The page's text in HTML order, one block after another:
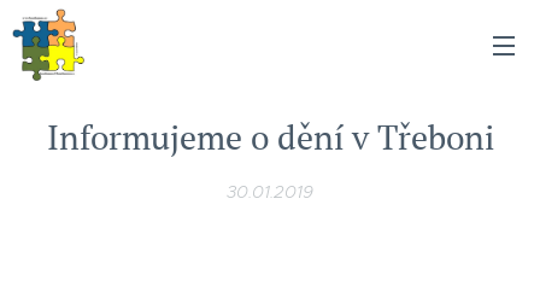
Informujeme o dění v Třeboni
30.01.2019